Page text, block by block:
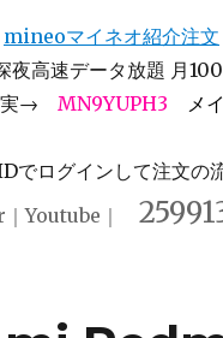
mineoマイネオ紹介注文
高速データ放題 月
実→ MN9YUPH3 メ
でログインして注文の
｜Youtube ｜